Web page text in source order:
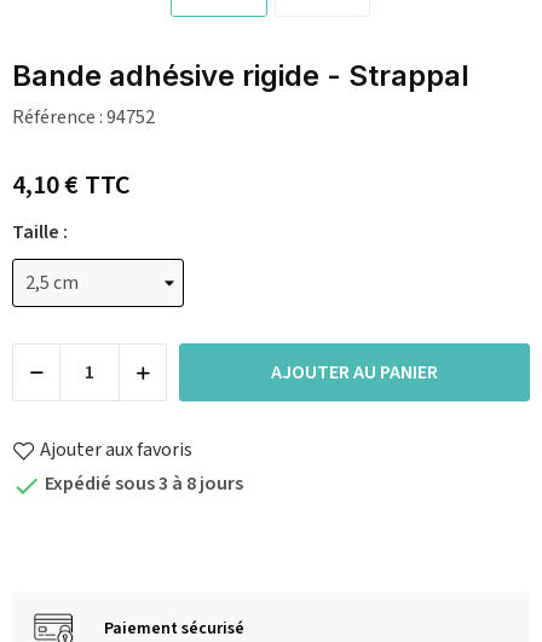
Bande adhésive rigide - Strappal
Référence :94752
4,10 €TTC
Taille :
AJOUTER AU PANIER
Ajouter aux favoris
 Expédié sous 3 à 8 jours
Paiement sécurisé